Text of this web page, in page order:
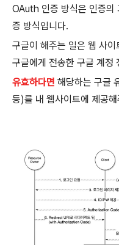
OAuth 인증 방식은 인증의
증 방식입니다.
구글이 해주는 일은 웹 사
구글에게 전송한 구글 계정
유효하다면 해당하는 구글
등)를 내 웹사이트에 제공